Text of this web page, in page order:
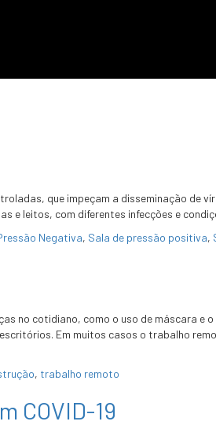
que impeçam a disseminação de
e leitos, com diferentes infecções e
Negativa, Sala de pressão positiva,
no cotidiano, como o uso de máscara e
Em muitos casos o trabalho
, trabalho remoto
COVID-19